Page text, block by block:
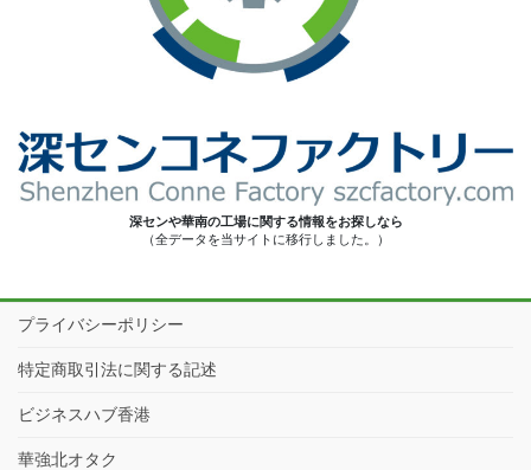
深センや華南の工場に関する情報をお探しなら
（全データを当サイトに移行しました。）
プライバシーポリシー
特定商取引法に関する記述
ビジネスハブ香港
華強北オタク